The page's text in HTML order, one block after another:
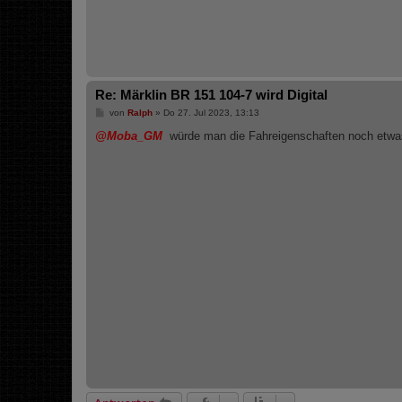
Re: Märklin BR 151 104-7 wird Digital
B
i
von Ralph» Do 27. Jul 2023, 13:13
@Moba_GM würde man die Fahreigenschaften noch